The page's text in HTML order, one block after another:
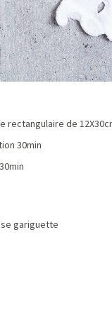
rectangulaire de
30min
gariguette